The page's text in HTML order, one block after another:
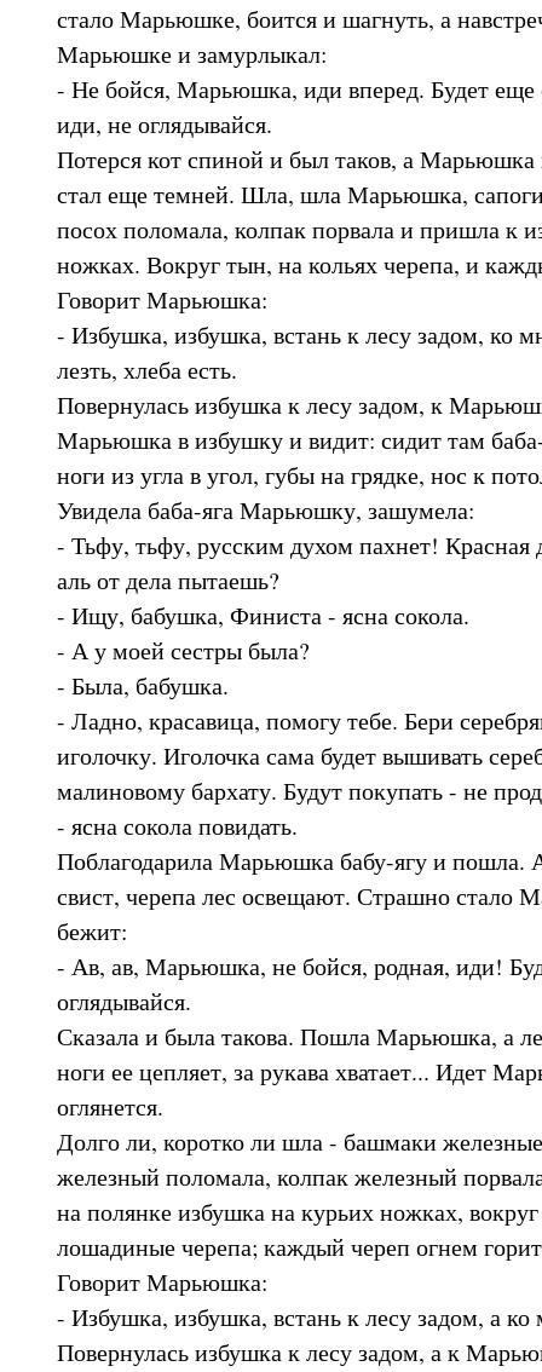
стало Марьюшке, боится и шагнуть, а
Марьюшке и замурлыкал:
- Не бойся, Марьюшка, иди вперед. Будет еще
иди, не оглядывайся.
Потерся кот спиной и был таков, а
стал еще темней. Шла, шла Марьюшка,
посох поломала, колпак порвала и пришла к
ножках. Вокруг тын, на кольях черепа, и
Говорит Марьюшка:
- Избушка, избушка, встань к лесу задом, ко
лезть, хлеба есть.
Повернулась избушка к лесу задом, к
Марьюшка в избушку и видит: сидит там баба-
ноги из угла в угол, губы на грядке, нос к
Увидела баба-яга Марьюшку, зашумела:
- Тьфу, тьфу, русским духом пахнет! Красная
аль от дела пытаешь?
- Ищу, бабушка, Финиста - ясна сокола.
- А у моей сестры была?
- Была, бабушка.
- Ладно, красавица, помогу тебе. Бери
иголочку. Иголочка сама будет вышивать
малиновому бархату. Будут покупать - не
- ясна сокола повидать.
Поблагодарила Марьюшка бабу-ягу и пошла.
свист, черепа лес освещают. Страшно стало
бежит:
- Ав, ав, Марьюшка, не бойся, родная, иди!
оглядывайся.
Сказала и была такова. Пошла Марьюшка, а
ноги ее цепляет, за рукава хватает... Идет
оглянется.
Долго ли, коротко ли шла - башмаки
железный поломала, колпак железный
на полянке избушка на курьих ножках,
лошадиные черепа; каждый череп огнем
Говорит Марьюшка:
- Избушка, избушка, встань к лесу задом, а
Повернулась избушка к лесу задом, а к